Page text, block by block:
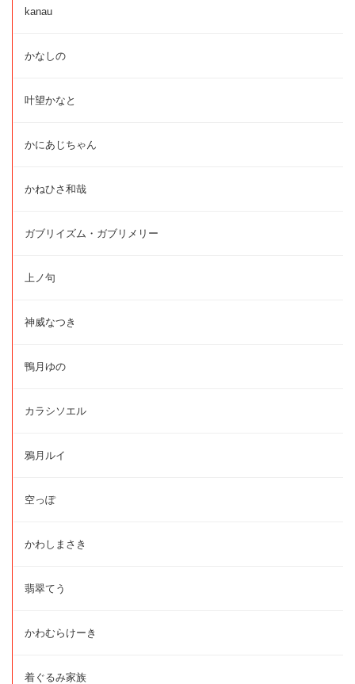
kanau
かなしの
叶望かなと
かにあじちゃん
かねひさ和哉
ガブリイズム・ガブリメリー
上ノ句
神威なつき
鴨月ゆの
カラシソエル
鴉月ルイ
空っぽ
かわしまさき
翡翠てう
かわむらけーき
着ぐるみ家族